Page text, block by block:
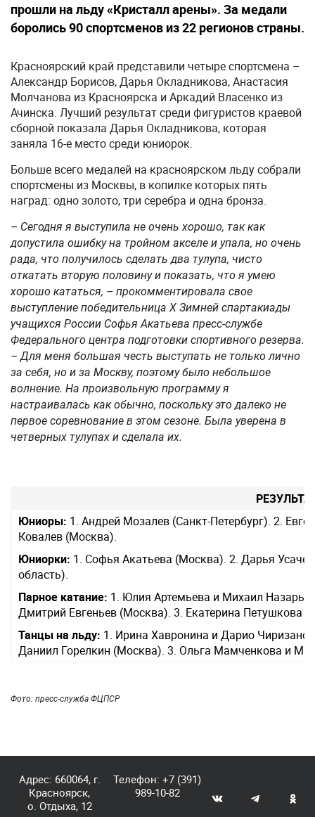
прошли на льду «Кристалл арены». За медали
боролись 90 спортсменов из 22 регионов страны.
Красноярский край представили четыре спортсмена –
Александр Борисов, Дарья Окладникова, Анастасия
Молчанова из Красноярска и Аркадий Власенко из
Ачинска. Лучший результат среди фигуристов краевой
сборной показала Дарья Окладникова, которая
заняла 16-е место среди юниорок.
Больше всего медалей на красноярском льду собрали
спортсмены из Москвы, в копилке которых пять
наград: одно золото, три серебра и одна бронза.
– Сегодня я выступила не очень хорошо, так как
допустила ошибку на тройном акселе и упала, но очень
рада, что получилось сделать два тулупа, чисто
откатать вторую половину и показать, что я умею
хорошо кататься, – прокомментировала свое
выступление победительница X Зимней спартакиады
учащихся России Софья Акатьева пресс-службе
Федерального центра подготовки спортивного резерва.
– Для меня большая честь выступать не только лично
за себя, но и за Москву, поэтому было небольшое
волнение. На произвольную программу я
настраивалась как обычно, поскольку это далеко не
первое соревнование в этом сезоне. Была уверена в
четверных тулупах и сделала их.
Юниоры: 1. Андрей Мозалев (Санкт-Петербург). 2.
Ковалев (Москва).
Юниорки: 1. Софья Акатьева (Москва). 2. Дарья
область).
Парное катание: 1. Юлия Артемьева и Михаил
Дмитрий Евгеньев (Москва). 3. Екатерина Петушкова
Танцы на льду: 1. Ирина Хавронина и Дарио
Даниил Горелкин (Москва). 3. Ольга Мамченкова и
Фото: пресс-служба ФЦПСР
Адрес: 660064, г.
Красноярск,
о. Отдыха, 12
Телефон:+7 (391)
989-10-82